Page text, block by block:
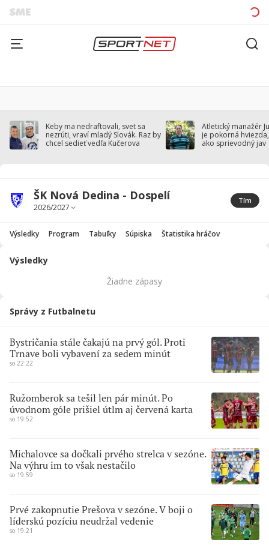
Keby ma nedraftovali, svet sa
nezrúti, vraví mladý Slovák. Raz by
chcel sedieť vedľa Kučerova
Atletický manažér
je pokorná
ako sprievodný jav
ŠK Nová Dedina - Dospelí Tím
Výsledky Program Tabuľky Súpiska Štatistika hráčov
Výsledky
Žiadne zápasy
Správy z Futbalnetu
Bystričania stále čakajú na prvý gól. Proti
Trnave boli vybavení za sedem minút
so 22:22
Ružomberok sa tešil len pár minút. Po
úvodnom góle prišiel útlm aj červená karta
so 19:52
Michalovce sa dočkali prvého strelca v sezóne.
Na výhru im to však nestačilo
so 19:59
Prvé zakopnutie Prešova v sezóne. V boji o
líderskú pozíciu neudržal vedenie
so 19:21